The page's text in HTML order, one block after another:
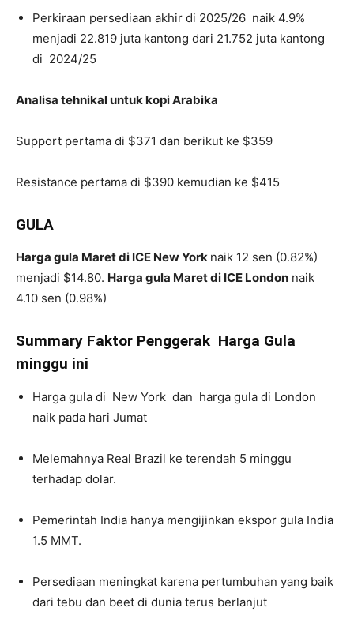
Perkiraan persediaan akhir di 2025/26 naik 4.9%
menjadi 22.819 juta kantong dari 21.752 juta kantong
di 2024/25
Analisa tehnikal untuk kopi Arabika
Support pertama di $371 dan berikut ke $359
Resistance pertama di $390 kemudian ke $415
GULA
Harga gula Maret di ICE New York naik 12 sen (0.82%)
menjadi $14.80. Harga gula Maret di ICE London naik
4.10 sen (0.98%)
Summary Faktor Penggerak Harga Gula
minggu ini
Harga gula di New York dan harga gula di London
naik pada hari Jumat
Melemahnya Real Brazil ke terendah 5 minggu
terhadap dolar.
Pemerintah India hanya mengijinkan ekspor gula India
1.5 MMT.
Persediaan meningkat karena pertumbuhan yang baik
dari tebu dan beet di dunia terus berlanjut